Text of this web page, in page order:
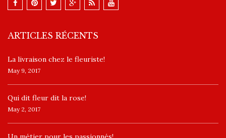
ARTICLES RÉCENTS
La livraison chez le fleuriste!
May 9, 2017
​Qui dit fleur dit la rose!
May 2, 2017